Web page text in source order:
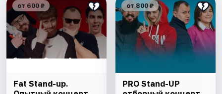
от 600 ₽
Fat Stand-up.
от 800 ₽
PRO Stand-UP